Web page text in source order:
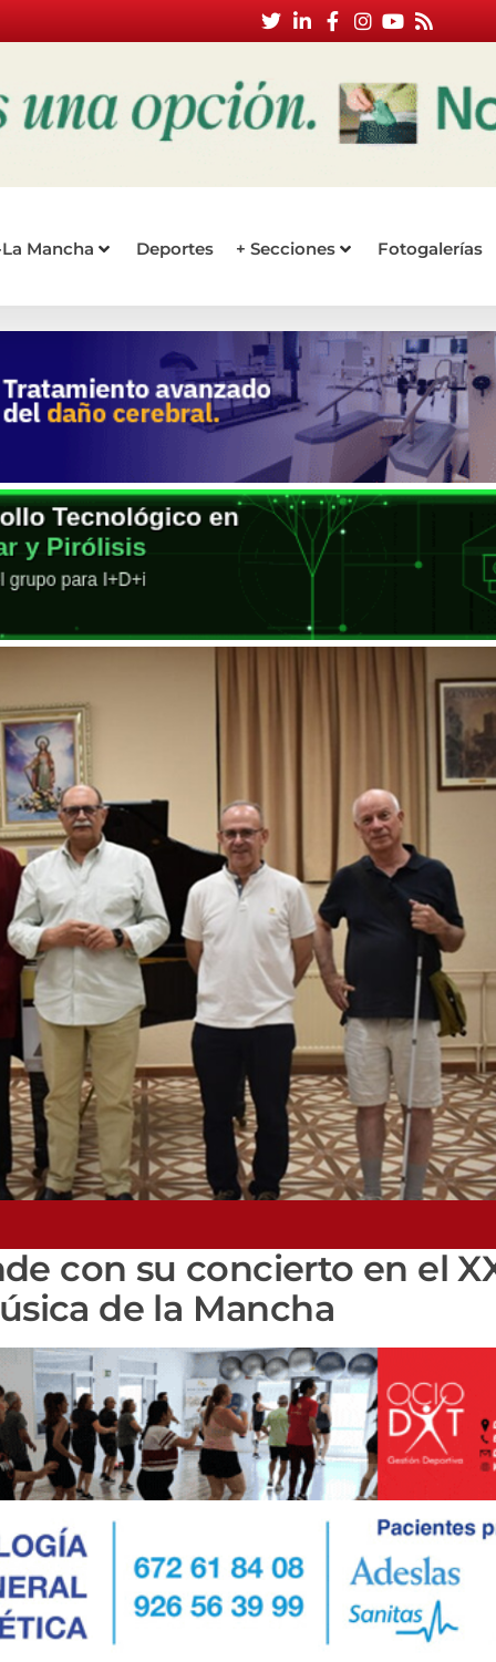
Mancha Deportes + Secciones Fotogalerías
con su concierto en el
de la Mancha